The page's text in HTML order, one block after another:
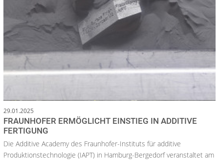
29.01.2025
FRAUNHOFER ERMÖGLICHT EINSTIEG IN ADDITIVE
FERTIGUNG
Die Additive Academy des Fraunhofer-Instituts für additive
Produktionstechnologie (IAPT) in Hamburg-Bergedorf veranstaltet am